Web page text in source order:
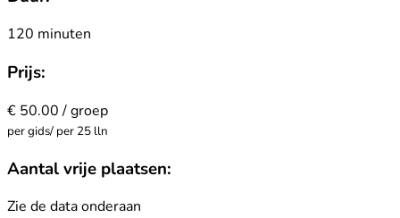
120 minuten
Prijs:
€ 50.00 / groep
per gids/ per 25 lln
Aantal vrije plaatsen:
Zie de data onderaan